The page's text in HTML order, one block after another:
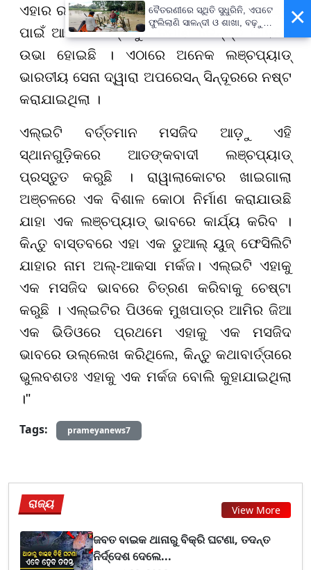
ଏହାର ରଣନୀତି । ରାୱାଲାକୋଟ ଆତଙ୍କୀ ଭିତ୍ତିଭୂମି
ପାଇଁ ଆଉ ଏକ ପ୍ରମୁଖ ନିର୍ମାଣ କେନ୍ଦ୍ର ଭାବରେ
ଉଭା ହୋଇଛି । ଏଠାରେ ଅନେକ ଲଞ୍ଚପ୍ୟାଡ୍
ଭାରତୀୟ ସେନା ଦ୍ୱାରା ଅପରେସନ୍ ସିନ୍ଦୂରରେ ନଷ୍ଟ
କରାଯାଇଥିଲା ।
ଏଲ୍ଇଟି ବର୍ତ୍ତମାନ ମସଜିଦ ଆଡ଼ୁ ଏହି
ସ୍ଥାନଗୁଡ଼ିକରେ ଆତଙ୍କବାଦୀ ଲଞ୍ଚପ୍ୟାଡ୍
ପ୍ରସ୍ତୁତ କରୁଛି । ରାୱାଲାକୋଟର ଖାଇଗାଲା
ଅଞ୍ଚଳରେ ଏକ ବିଶାଳ କୋଠା ନିର୍ମାଣ କରାଯାଉଛି
ଯାହା ଏକ ଲଞ୍ଚପ୍ୟାଡ୍ ଭାବରେ କାର୍ଯ୍ୟ କରିବ ।
କିନ୍ତୁ ବାସ୍ତବରେ ଏହା ଏକ ଡୁଆଲ୍ ୟୁଜ୍ ଫେସିଲିଟି
ଯାହାର ନାମ ଅଲ୍-ଆକସା ମର୍କଜ। ଏଲ୍ଇଟି ଏହାକୁ
ଏକ ମସଜିଦ ଭାବରେ ଚିତ୍ରଣ କରିବାକୁ ଚେଷ୍ଟା
କରୁଛି । ଏଲ୍ଇଟିର ପିଓକେ ମୁଖପାତ୍ର ଆମିର ଜିଆ
ଏକ ଭିଡିଓରେ ପ୍ରଥମେ ଏହାକୁ ଏକ ମସଜିଦ
ଭାବରେ ଉଲ୍ଲେଖ କରିଥିଲେ, କିନ୍ତୁ କଥାବାର୍ତ୍ତାରେ
ଭୁଲବଶତଃ ଏହାକୁ ଏକ ମର୍କଜ ବୋଲି କୁହାଯାଇଥିଲା
।"
Tags:
prameyanews7
ରାଜ୍ୟ View More
ଜବତ ବାଇକ ଥାନାରୁ ବିକ୍ରି ଘଟଣା, ତଦନ୍ତ
ନିର୍ଦ୍ଦେଶ ଦେଲେ...
×
ବୈତରଣୀରେ ସ୍ଥିତି ସୁଧୁରିନି, ଏପଟେ
ଫୁଲିଲାଣି ସାଳନ୍ଦୀ ଓ ଶାଖା, ବଢ଼ୁଛି